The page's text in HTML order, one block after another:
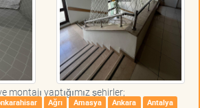
montajı yaptığımız şehirler;
Ağrı Amasya Ankara
Antalya